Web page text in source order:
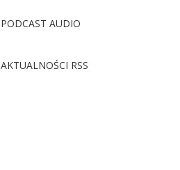
PODCAST AUDIO
AKTUALNOŚCI RSS